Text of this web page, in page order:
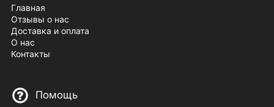
Главная
Отзывы о нас
Доставка и оплата
О нас
Контакты
Помощь